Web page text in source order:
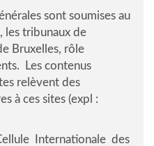
sont soumises au
les tribunaux de
Bruxelles, rôle
Les contenus
relèvent des
à ces sites (expl :
Internationale des